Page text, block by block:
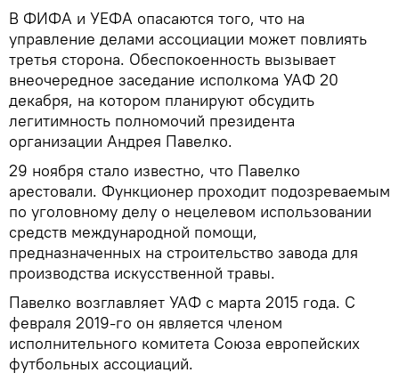
В ФИФА и УЕФА опасаются того, что на
управление делами ассоциации может повлиять
третья сторона. Обеспокоенность вызывает
внеочередное заседание исполкома УАФ 20
декабря, на котором планируют обсудить
легитимность полномочий президента
организации Андрея Павелко.
29 ноября стало известно, что Павелко
арестовали. Функционер проходит подозреваемым
по уголовному делу о нецелевом использовании
средств международной помощи,
предназначенных на строительство завода для
производства искусственной травы.
Павелко возглавляет УАФ с марта 2015 года. С
февраля 2019-го он является членом
исполнительного комитета Союза европейских
футбольных ассоциаций.